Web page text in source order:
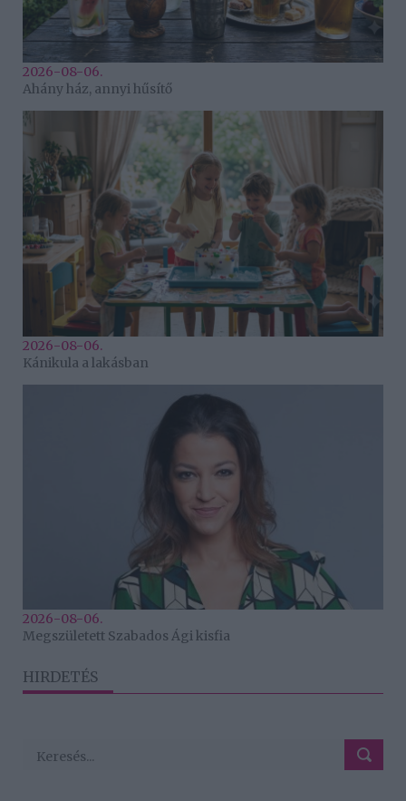
2026-08-06.
Ahány ház, annyi hűsítő
2026-08-06.
Kánikula a lakásban
2026-08-06.
Megszületett Szabados Ági kisfia
HIRDETÉS